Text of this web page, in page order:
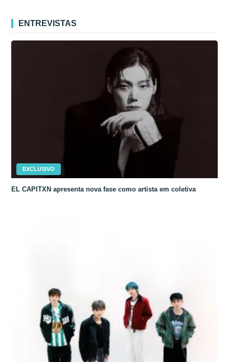
ENTREVISTAS
EXCLUSIVO
EL CAPITXN apresenta nova fase como artista em coletiva